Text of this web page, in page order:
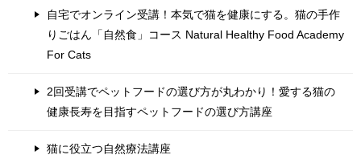
自宅でオンライン受講！本気で猫を健康にする。猫の手作
りごはん「自然食」コース Natural Healthy Food Academy
For Cats
2回受講でペットフードの選び方が丸わかり！愛する猫の
健康長寿を目指すペットフードの選び方講座
猫に役立つ自然療法講座